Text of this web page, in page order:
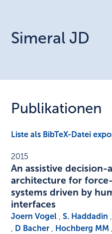
Simeral JD
Publikationen
Liste als BibTeX-Datei
2015
An assistive
architecture for
systems driven by
interfaces
Joern Vogel ,S. Haddadin ,
, D Bacher , Hochberg MM ,